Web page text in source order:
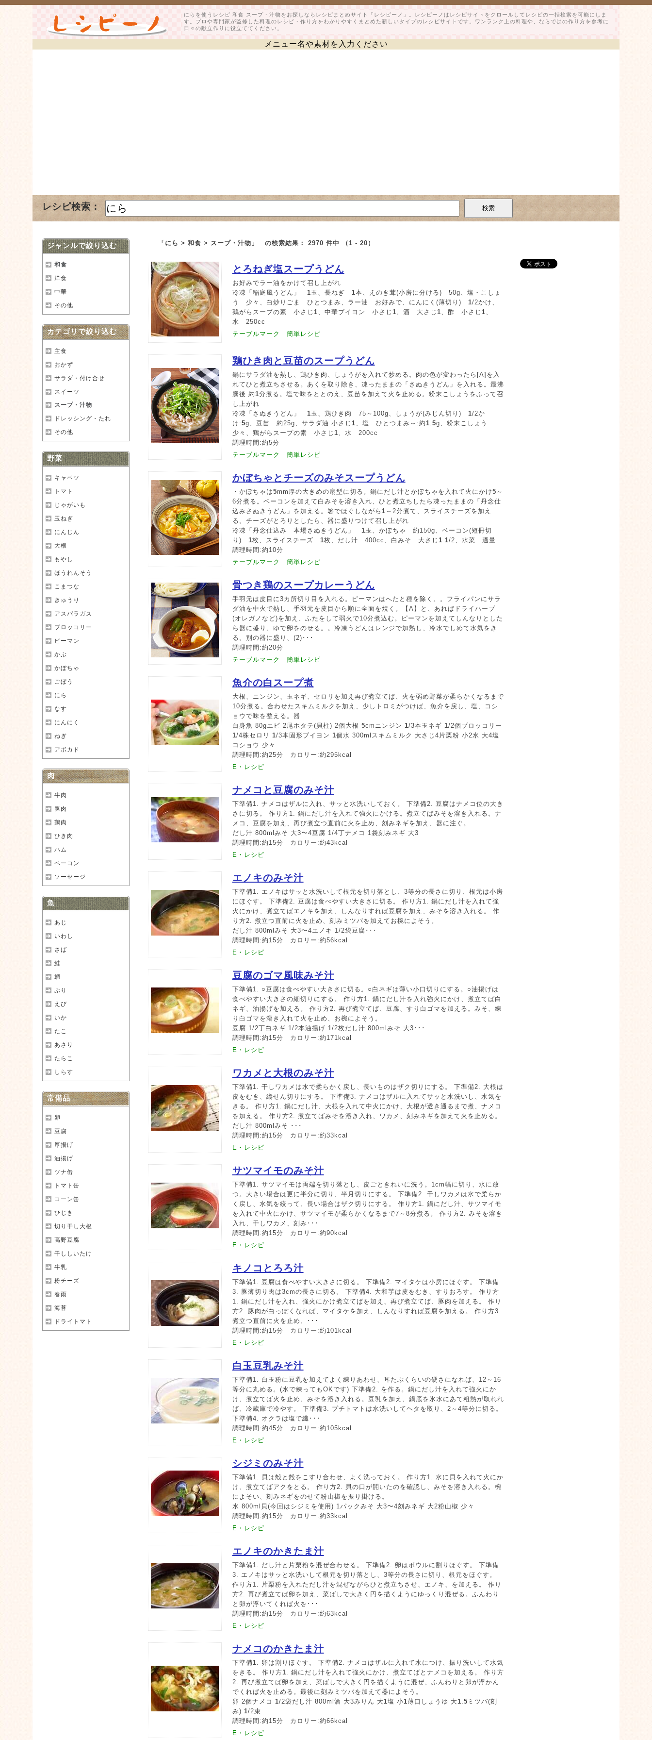
にらを使うレシピ 和食 スープ・汁物をお探しならレシピまとめサイト「レシピーノ」。レシピーノはレシピサイトをクロールしてレシピの一括検索を可能にしま
す。プロや専門家が監修した料理のレシピ・作り方をわかりやすくまとめた新しいタイプのレシピサイトです。ワンランク上の料理や、ならではの作り方を参考に
日々の献立作りに役立ててください。
メニュー名や素材を入力ください
レシピ検索：
「にら > 和食 > スープ・汁物」 の検索結果： 2970 件中 （1 - 20）
とろねぎ塩スープうどん
お好みでラー油をかけて召し上がれ
冷凍「稲庭風うどん」 1玉、長ねぎ 1本、えのき茸(小房に分ける) 50g、塩・こしょ
う 少々、白炒りごま ひとつまみ、ラー油 お好みで、にんにく(薄切り) 1/2かけ、
鶏がらスープの素 小さじ 1、中華ブイヨン 小さじ 1、酒 大さじ 1、酢 小さじ 1、
水 250cc
テーブルマーク 簡単レシピ
鶏ひき肉と豆苗のスープうどん
鍋にサラダ油を熱し、鶏ひき肉、しょうがを入れて炒める。肉の色が変わったら[A]を入
れてひと煮立ちさせる。あくを取り除き、凍ったままの「さぬきうどん」を入れる。最沸
騰後 約1分煮る。塩で味をととのえ、豆苗を加えて火を止める。粉末こしょうをふって召
し上がれ
冷凍「さぬきうどん」 1玉、鶏ひき肉 75～100g、しょうが(みじん切り) 1/2か
け:5g、豆苗 約25g、サラダ油 小さじ 1、塩 ひとつまみ～:約1.5g、粉末こしょう
少々、鶏がらスープの素 小さじ 1、水 200cc
調理時間:約5分
テーブルマーク 簡単レシピ
かぼちゃとチーズのみそスープうどん
・かぼちゃは5mm厚の大きめの扇型に切る。鍋にだし汁とかぼちゃを入れて火にかけ5 ～
6分煮る。ベーコンを加えて白みそを溶き入れ、ひと煮立ちしたら凍ったままの「丹念仕
込みさぬきうどん」を加える。箸でほぐしながら 1 ～2分煮て、スライスチーズを加え
る。チーズがとろりとしたら、器に盛りつけて召し上がれ
冷凍「丹念仕込み 本場さぬきうどん」 1玉、かぼちゃ 約150g、ベーコン(短冊切
り) 1枚、スライスチーズ 1枚、だし汁 400cc、白みそ 大さじ 1 1/2、水菜 適量
調理時間:約10分
テーブルマーク 簡単レシピ
骨つき鶏のスープカレーうどん
手羽元は皮目に3カ所切り目を入れる。ピーマンはへたと種を除く。。フライパンにサラ
ダ油を中火で熱し、手羽元を皮目から順に全面を焼く。【A】と、あればドライハーブ
(オレガノなど)を加え、ふたをして弱火で10分煮込む。ピーマンを加えてしんなりとした
ら器に盛り、ゆで卵をのせる。。冷凍うどんはレンジで加熱し、冷水でしめて水気をき
る。別の器に盛り、(2)･･･
調理時間:約20分
テーブルマーク 簡単レシピ
魚介の白スープ煮
大根、ニンジン、玉ネギ、セロリを加え再び煮立てば、火を弱め野菜が柔らかくなるまで
10分煮る。合わせたスキムミルクを加え、少しトロミがつけば、魚介を戻し、塩、コシ
ョウで味を整える。器
白身魚 80gエビ 2尾ホタテ(貝柱) 2個大根 5cmニンジン 1/3本玉ネギ 1/2個ブロッコリー
1/4株セロリ 1/3本固形ブイヨン 1個水 300mlスキムミルク 大さじ4片栗粉 小2水 大4塩
コショウ 少々
調理時間:約25分 カロリー:約295kcal
E・レシピ
ナメコと豆腐のみそ汁
下準備1. ナメコはザルに入れ、サッと水洗いしておく。 下準備2. 豆腐はナメコ位の大き
さに切る。 作り方1. 鍋にだし汁を入れて強火にかける。煮立てばみそを溶き入れる。ナ
メコ、豆腐を加え、再び煮立つ直前に火を止め、刻みネギを加え、器に注ぐ。
だし汁 800mlみそ 大3〜4豆腐 1/4丁ナメコ 1袋刻みネギ 大3
調理時間:約15分 カロリー:約43kcal
E・レシピ
エノキのみそ汁
下準備1. エノキはサッと水洗いして根元を切り落とし、3等分の長さに切り、根元は小房
にほぐす。 下準備2. 豆腐は食べやすい大きさに切る。 作り方1. 鍋にだし汁を入れて強
火にかけ、煮立てばエノキを加え、しんなりすれば豆腐を加え、みそを溶き入れる。 作
り方2. 煮立つ直前に火を止め、刻みミツバを加えてお椀によそう。
だし汁 800mlみそ 大3〜4エノキ 1/2袋豆腐･･･
調理時間:約15分 カロリー:約56kcal
E・レシピ
豆腐のゴマ風味みそ汁
下準備1. ○豆腐は食べやすい大きさに切る。○白ネギは薄い小口切りにする。○油揚げは
食べやすい大きさの細切りにする。 作り方1. 鍋にだし汁を入れ強火にかけ、煮立てば白
ネギ、油揚げを加える。 作り方2. 再び煮立てば、豆腐、すり白ゴマを加える。みそ、練
り白ゴマを溶き入れて火を止め、お椀によそう。
豆腐 1/2丁白ネギ 1/2本油揚げ 1/2枚だし汁 800mlみそ 大3･･･
調理時間:約15分 カロリー:約171kcal
E・レシピ
ワカメと大根のみそ汁
下準備1. 干しワカメは水で柔らかく戻し、長いものはザク切りにする。 下準備2. 大根は
皮をむき、縦せん切りにする。 下準備3. ナメコはザルに入れてサッと水洗いし、水気を
きる。 作り方1. 鍋にだし汁、大根を入れて中火にかけ、大根が透き通るまで煮、ナメコ
を加える。 作り方2. 煮立てばみそを溶き入れ、ワカメ、刻みネギを加えて火を止める。
だし汁 800mlみそ ･･･
調理時間:約15分 カロリー:約33kcal
E・レシピ
サツマイモのみそ汁
下準備1. サツマイモは両端を切り落とし、皮ごときれいに洗う。1cm幅に切り、水に放
つ。大きい場合は更に半分に切り、半月切りにする。 下準備2. 干しワカメは水で柔らか
く戻し、水気を絞って、長い場合はザク切りにする。 作り方1. 鍋にだし汁、サツマイモ
を入れて中火にかけ、サツマイモが柔らかくなるまで7～8分煮る。 作り方2. みそを溶き
入れ、干しワカメ、刻み･･･
調理時間:約15分 カロリー:約90kcal
E・レシピ
キノコとろろ汁
下準備1. 豆腐は食べやすい大きさに切る。 下準備2. マイタケは小房にほぐす。 下準備
3. 豚薄切り肉は3cmの長さに切る。 下準備4. 大和芋は皮をむき、すりおろす。 作り方
1. 鍋にだし汁を入れ、強火にかけ煮立てばを加え、再び煮立てば、豚肉を加える。 作り
方2. 豚肉が白っぽくなれば、マイタケを加え、しんなりすれば豆腐を加える。 作り方3.
煮立つ直前に火を止め、･･･
調理時間:約15分 カロリー:約101kcal
E・レシピ
白玉豆乳みそ汁
下準備1. 白玉粉に豆乳を加えてよく練りあわせ、耳たぶくらいの硬さになれば、12～16
等分に丸める。(水で練ってもOKです) 下準備2. を作る。鍋にだし汁を入れて強火にか
け、煮立てば火を止め、みそを溶き入れる。豆乳を加え、鍋底を氷水にあて粗熱が取れれ
ば、冷蔵庫で冷やす。 下準備3. プチトマトは水洗いしてヘタを取り、2～4等分に切る。
下準備4. オクラは塩で繊･･･
調理時間:約45分 カロリー:約105kcal
E・レシピ
シジミのみそ汁
下準備1. 貝は殻と殻をこすり合わせ、よく洗っておく。 作り方1. 水に貝を入れて火にか
け、煮立てばアクをとる。 作り方2. 貝の口が開いたのを確認し、みそを溶き入れる。椀
によそい、刻みネギをのせて粉山椒を振り掛ける。
水 800ml貝(今回はシジミを使用) 1パックみそ 大3〜4刻みネギ 大2粉山椒 少々
調理時間:約15分 カロリー:約33kcal
E・レシピ
エノキのかきたま汁
下準備1. だし汁と片栗粉を混ぜ合わせる。 下準備2. 卵はボウルに割りほぐす。 下準備
3. エノキはサッと水洗いして根元を切り落とし、3等分の長さに切り、根元をほぐす。
作り方1. 片栗粉を入れただし汁を混ぜながらひと煮立ちさせ、エノキ、を加える。 作り
方2. 再び煮立てば卵を加え、菜ばしで大きく円を描くようにゆっくり混ぜる。ふんわり
と卵が浮いてくれば火を･･･
調理時間:約15分 カロリー:約63kcal
E・レシピ
ナメコのかきたま汁
下準備1. 卵は割りほぐす。 下準備2. ナメコはザルに入れて水につけ、振り洗いして水気
をきる。 作り方1. 鍋にだし汁を入れて強火にかけ、煮立てばとナメコを加える。 作り方
2. 再び煮立てば卵を加え、菜ばしで大きく円を描くように混ぜ、ふんわりと卵が浮かん
でくれば火を止める。最後に刻みミツバを加えて器によそう。
卵 2個ナメコ 1/2袋だし汁 800ml酒 大3みりん 大1塩 小1薄口しょうゆ 大1.5 ミツバ(刻
み) 1/2束
調理時間:約15分 カロリー:約66kcal
E・レシピ
ジャンルで絞り込む
和食
洋食
中華
その他
カテゴリで絞り込む
主食
おかず
サラダ・付け合せ
スイーツ
スープ・汁物
ドレッシング・たれ
その他
野菜
キャベツ
トマト
じゃがいも
玉ねぎ
にんじん
大根
もやし
ほうれんそう
こまつな
きゅうり
アスパラガス
ブロッコリー
ピーマン
かぶ
かぼちゃ
ごぼう
にら
なす
にんにく
ねぎ
アボカド
肉
牛肉
豚肉
鶏肉
ひき肉
ハム
ベーコン
ソーセージ
魚
あじ
いわし
さば
鮭
鯛
ぶり
えび
いか
たこ
あさり
たらこ
しらす
常備品
卵
豆腐
厚揚げ
油揚げ
ツナ缶
トマト缶
コーン缶
ひじき
切り干し大根
高野豆腐
干ししいたけ
牛乳
粉チーズ
春雨
海苔
ドライトマト